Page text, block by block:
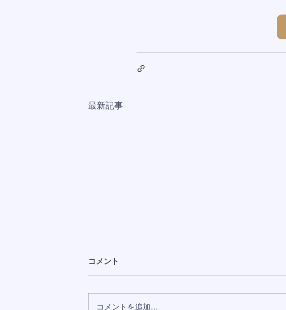
最新記事
コメント
コメントを追加…